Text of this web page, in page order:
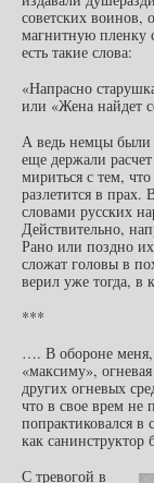
советских воинов,
магнитную пленку
есть такие слова:
«Напрасно
или «Жена найдет
А ведь немцы были
еще держали
мириться с тем,
разлетится в прах.
словами русских
Действительно,
Рано или поздно
сложат головы в
верил уже тогда, в
***
…. В обороне меня,
«максиму»,
других огневых
что в свое врем не
попрактиковался в
как санинструктор
С тревогой в